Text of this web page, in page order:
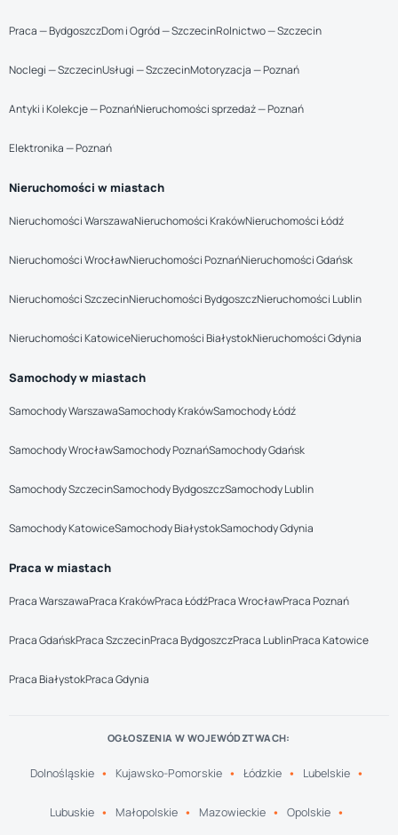
Praca — BydgoszczDom i Ogród — SzczecinRolnictwo — Szczecin
Noclegi — SzczecinUsługi — SzczecinMotoryzacja — Poznań
Antyki i Kolekcje — PoznańNieruchomości sprzedaż — Poznań
Elektronika — Poznań
Nieruchomości w miastach
Nieruchomości WarszawaNieruchomości KrakówNieruchomości Łódź
Nieruchomości WrocławNieruchomości PoznańNieruchomości Gdańsk
Nieruchomości SzczecinNieruchomości BydgoszczNieruchomości Lublin
Nieruchomości KatowiceNieruchomości BiałystokNieruchomości Gdynia
Samochody w miastach
Samochody WarszawaSamochody KrakówSamochody Łódź
Samochody WrocławSamochody PoznańSamochody Gdańsk
Samochody SzczecinSamochody BydgoszczSamochody Lublin
Samochody KatowiceSamochody BiałystokSamochody Gdynia
Praca w miastach
Praca WarszawaPraca KrakówPraca ŁódźPraca WrocławPraca Poznań
Praca GdańskPraca SzczecinPraca BydgoszczPraca LublinPraca Katowice
Praca BiałystokPraca Gdynia
OGŁOSZENIA W WOJEWÓDZTWACH:
Dolnośląskie Kujawsko-Pomorskie Łódzkie Lubelskie
Lubuskie Małopolskie Mazowieckie Opolskie